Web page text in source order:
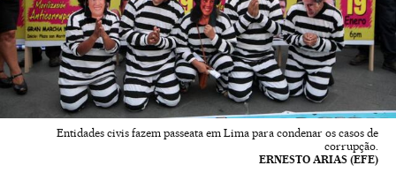
Entidades civis fazem passeata em Lima para condenar os casos de
corrupção.
ERNESTO ARIAS (EFE)